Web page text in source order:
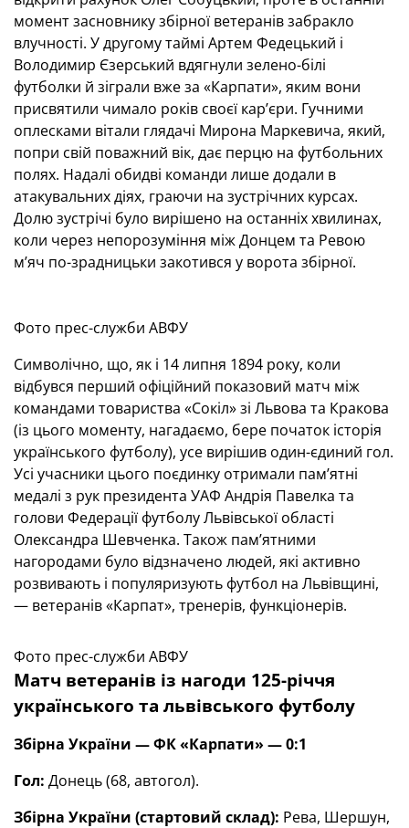
момент засновнику збірної ветеранів забракло
влучності. У другому таймі Артем Федецький і
Володимир Єзерський вдягнули зелено-білі
футболки й зіграли вже за «Карпати», яким вони
присвятили чимало років своєї кар’єри. Гучними
оплесками вітали глядачі Мирона Маркевича, який,
попри свій поважний вік, дає перцю на футбольних
полях. Надалі обидві команди лише додали в
атакувальних діях, граючи на зустрічних курсах.
Долю зустрічі було вирішено на останніх хвилинах,
коли через непорозуміння між Донцем та Ревою
м’яч по-зрадницьки закотився у ворота збірної.
Фото прес-служби АВФУ
Символічно, що, як і 14 липня 1894 року, коли
відбувся перший офіційний показовий матч між
командами товариства «Сокіл» зі Львова та Кракова
(із цього моменту, нагадаємо, бере початок історія
українського футболу), усе вирішив один-єдиний гол.
Усі учасники цього поєдинку отримали пам’ятні
медалі з рук президента УАФ Андрія Павелка та
голови Федерації футболу Львівської області
Олександра Шевченка. Також пам’ятними
нагородами було відзначено людей, які активно
розвивають і популяризують футбол на Львівщині,
— ветеранів «Карпат», тренерів, функціонерів.
Фото прес-служби АВФУ
Матч ветеранів із нагоди 125-річчя
українського та львівського футболу
Збірна України — ФК «Карпати» — 0:1
Гол: Донець (68, автогол).
Збірна України (стартовий склад): Рева, Шершун,